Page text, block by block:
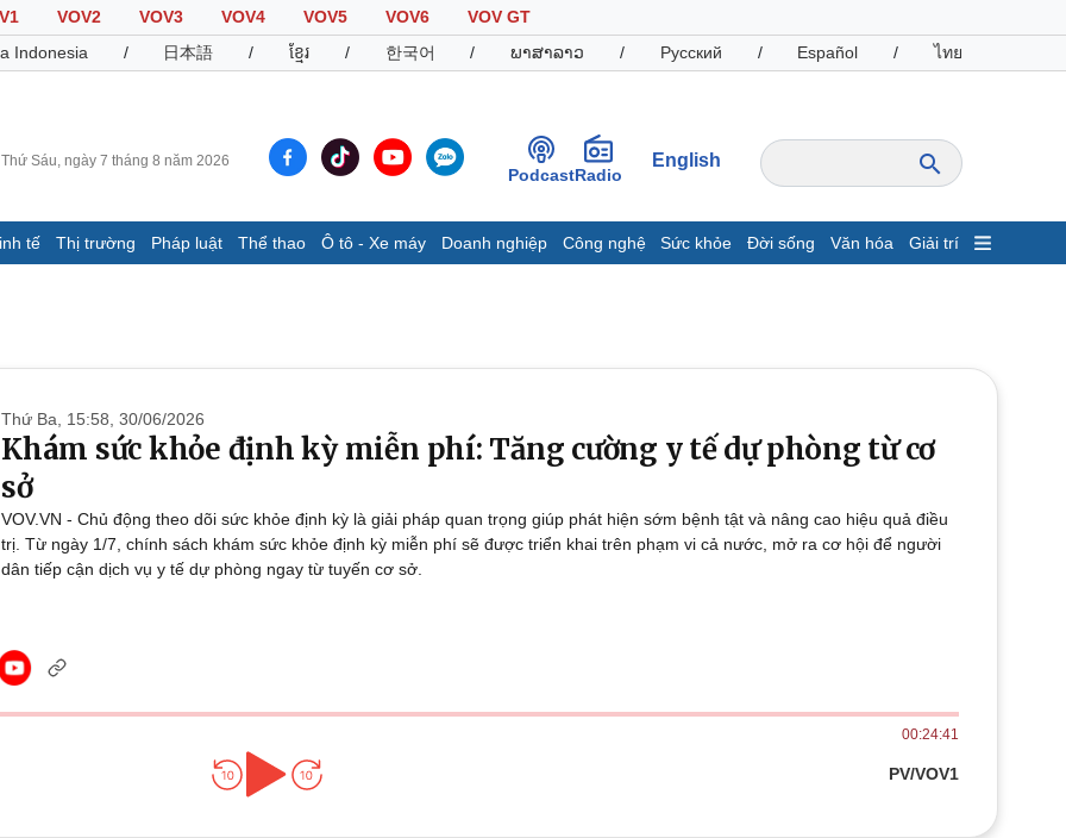
VOV2 VOV3 VOV4 VOV5 VOV6
VOV GT
Indonesia / 日本語 / ខ្មែរ / 한국어 / ພາສາລາວ / Русский / Español / ไทย
Thứ Sáu, ngày 7 tháng 8 năm 2026
PodcastRadio
English
tế Thị trường Pháp luật Thể thao Ô tô - Xe máy Doanh nghiệp Công nghệ Sức khỏe Đời sống Văn hóa Giải trí
Hồ sơ
E-Magazine
Tỷ giá
Bóng đá
Lịch thi đấu bóng đá
Thế giới thể thao
Ô tô
Xe máy
Tư vấn
Thông tin doanh nghiệp
Doanh nghiệp 24h
Sành điệu
Tin Công nghệ
Văn hóa
Văn học
Thời trang
Săn Tour
Đọc truyện đêm khuya
Kể chuyện cho bé
Thứ Ba, 15:58, 30/06/2026
Khám sức khỏe định kỳ miễn phí: Tăng cường y tế dự phòng từ cơ
sở
VOV.VN - Chủ động theo dõi sức khỏe định kỳ là giải pháp quan trọng giúp phát hiện sớm bệnh tật và nâng cao hiệu quả điều
trị. Từ ngày 1/7, chính sách khám sức khỏe định kỳ miễn phí sẽ được triển khai trên phạm vi cả nước, mở ra cơ hội để người
dân tiếp cận dịch vụ y tế dự phòng ngay từ tuyến cơ sở.
00:24:41
PV/VOV1